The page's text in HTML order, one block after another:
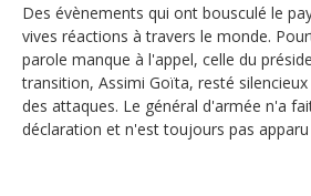
Des évènements qui ont bousculé le
vives réactions à travers le monde.
parole manque à l'appel, celle du
transition, Assimi Goïta, resté
des attaques. Le général d'armée n'a
déclaration et n'est toujours pas